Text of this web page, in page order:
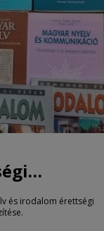
és irodalom érettségi